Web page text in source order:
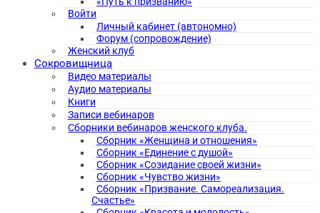
Войти
Личный кабинет (автономно)
Форум (сопровождение)
Женский клуб
Сокровищница
Видео материалы
Аудио материалы
Книги
Записи вебинаров
Сборники вебинаров женского клуба.
Сборник «Женщина и отношения»
Сборник «Единение с душой»
Сборник «Созидание своей жизни»
Сборник «Чувство жизни»
Сборник «Призвание. Самореализация.
Счастье»